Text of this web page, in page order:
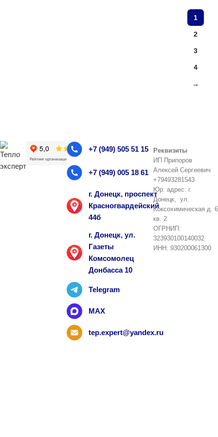
1
2
3
4
→
+7 (949) 505 51 15
+7 (949) 005 18 61
г. Донецк, проспект
Красногвардейский
44б
г. Донецк, ул.
Газеты
Комсомолец
Донбасса 10
Telegram
MAX
tep.expert@yandex.ru
Реквизиты
ИП Припоров
Алексей Сергеевич
+79493281543
Юр. адрес: г.
Донецк, ул.
Коксохимическая д. 6
кв. 2
ОГРНИП:
323930100140032
ИНН: 930200061300